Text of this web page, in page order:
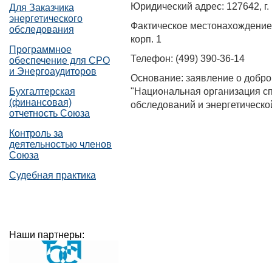
Для Заказчика
энергетического
обследования
Программное
обеспечение для СРО
и Энергоаудиторов
Бухгалтерская
(финансовая)
отчетность Союза
Контроль за
деятельностью членов
Союза
Судебная практика
Наши партнеры:
Юридический адрес: 127642,
Фактическое
корп. 1
Телефон: (499) 390-36-14
Основание: заявление о
"Национальная организация
обследований и